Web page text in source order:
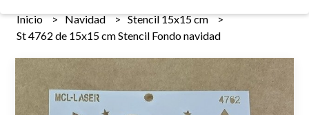
Inicio Navidad
Stencil 15x15 cm
St 4762 de 15x15 cm Stencil Fondo navidad